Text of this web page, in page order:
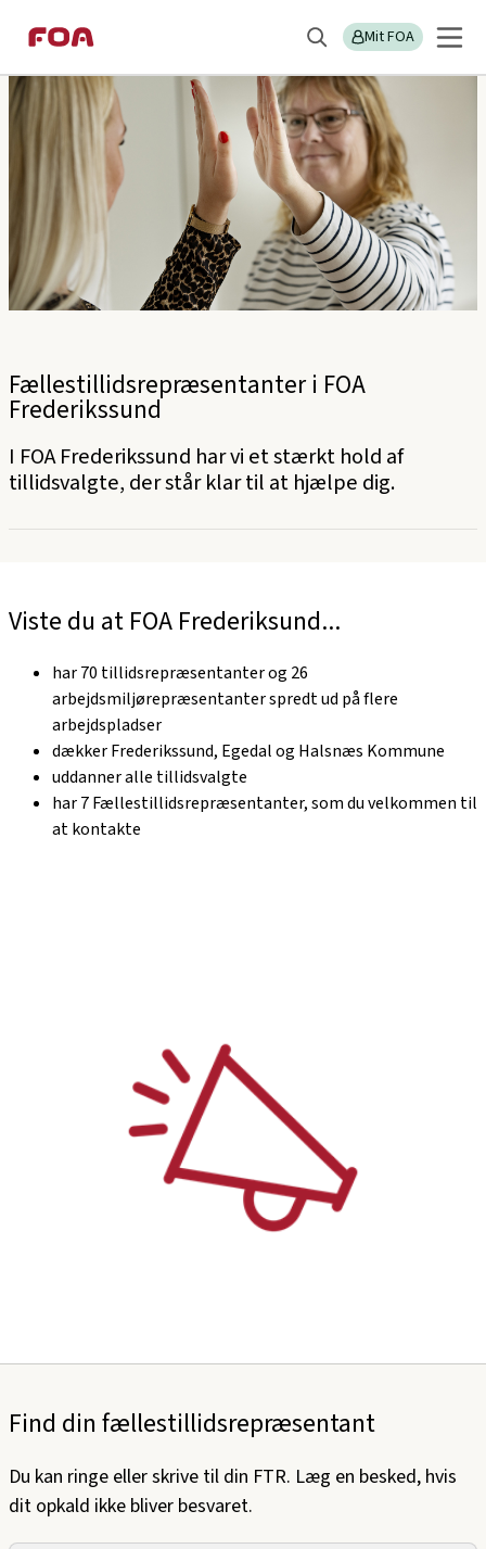
til
hovedindhold
til
hovedmenu
Søg Mit FOA
menu
FOA Frederikssund
Fællestillidsrepræsentanter i FOA
Frederikssund
I FOA Frederikssund har vi et stærkt hold af
tillidsvalgte, der står klar til at hjælpe dig.
Viste du at FOA Frederiksund...
har 70 tillidsrepræsentanter og 26
arbejdsmiljørepræsentanter spredt ud på flere
arbejdspladser
dækker Frederikssund, Egedal og Halsnæs Kommune
uddanner alle tillidsvalgte
har 7 Fællestillidsrepræsentanter, som du velkommen til
at kontakte
Find din fællestillidsrepræsentant
Du kan ringe eller skrive til din FTR. Læg en besked, hvis
dit opkald ikke bliver besvaret.